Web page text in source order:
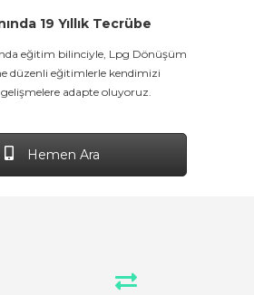
19 Yıllık Tecrübe
eğitim bilinciyle, Lpg Dönüşüm
düzenli eğitimlerle kendimizi
adapte oluyoruz.
Hemen Ara